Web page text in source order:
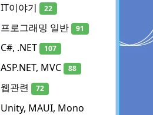
IT이야기 22
프로그래밍 일반 91
C#, .NET 107
ASP.NET, MVC 88
웹관련 72
Unity, MAUI, Mono